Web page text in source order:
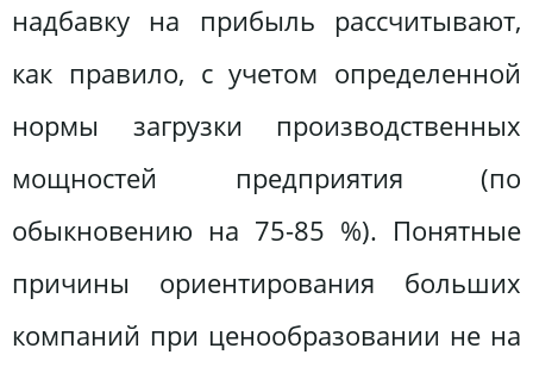
надбавку на прибыль рассчитывают,
как правило, с учетом определенной
нормы загрузки производственных
мощностей предприятия (по
обыкновению на 75-85 %). Понятные
причины ориентирования больших
компаний при ценообразовании не на